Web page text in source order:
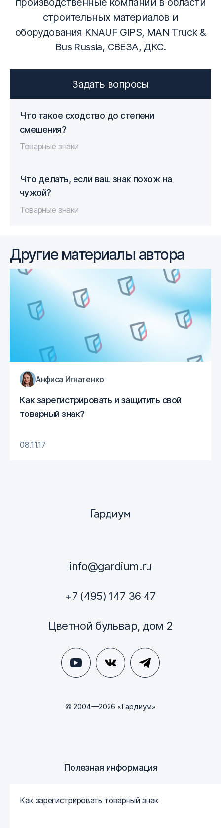
производственные компании в области
строительных материалов и
оборудования KNAUF GIPS, MAN Truck &
Bus Russia, СВЕЗА, ДКС.
Задать вопросы
Товарные знаки
Что такое сходство до степени
смешения?
Товарные знаки
Что делать, если ваш знак похож на
чужой?
Другие материалы автора
Как зарегистрировать и защитить свой
товарный знак?
Анфиса Игнатенко
08.11.17
info@gardium.ru
+7 (495) 147 36 47
Цветной бульвар, дом 2
© 2004—2026 «Гардиум»
Полезная информация
Как зарегистрировать товарный знак